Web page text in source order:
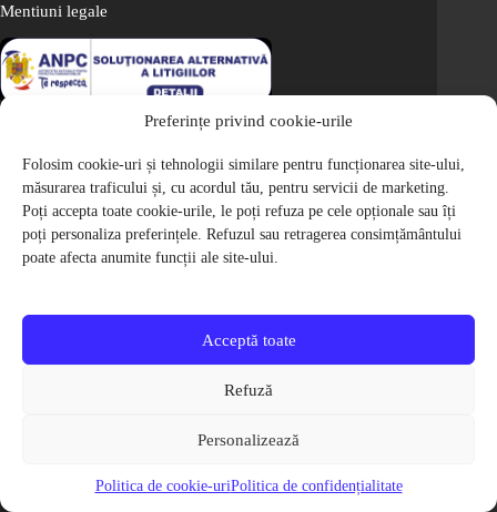
Preferințe privind cookie-urile
Folosim cookie-uri și tehnologii similare pentru funcționarea site-ului,
măsurarea traficului și, cu acordul tău, pentru servicii de marketing.
Poți accepta toate cookie-urile, le poți refuza pe cele opționale sau îți
poți personaliza preferințele. Refuzul sau retragerea consimțământului
poate afecta anumite funcții ale site-ului.
Acceptă toate
Refuză
Personalizează
Politica de cookie-uriPolitica de confidențialitate
Mentiuni legale
Cum cumpar
Metode de plata
Livrarea comenzilor
Politica de Confidentialitate
Capital social: 200.200,00 RON